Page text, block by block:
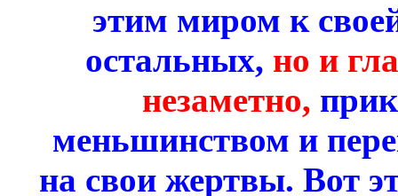
этим миром к
остальных, но и
незаметно,
меньшинством и
на свои жертвы. Вот